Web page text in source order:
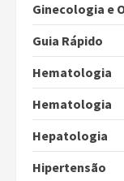
Ginecologia e
Guia Rápido
Hematologia
Hematologia
Hepatologia
Hipertensão